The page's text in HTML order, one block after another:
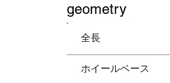
​geometry
全長
ホイールベース